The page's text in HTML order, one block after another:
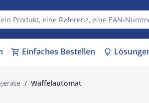
shopping_cart Einfaches Bestellen lightbulb
Waffelautomat